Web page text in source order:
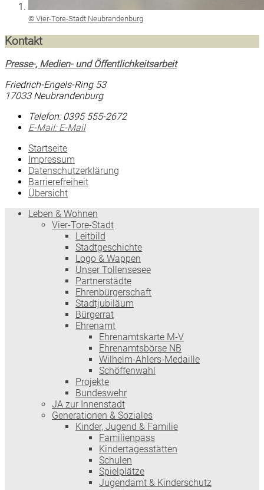
© Vier-Tore-Stadt Neubrandenburg
Kontakt
Presse-, Medien- und Öffentlichkeitsarbeit
Friedrich-Engels-Ring 53
17033 Neubrandenburg
Telefon:0395 555-2672
E-Mail: E-Mail
Startseite
Impressum
Datenschutzerklärung
Barrierefreiheit
Übersicht
Leben & Wohnen
Vier-Tore-Stadt
Leitbild
Stadtgeschichte
Logo & Wappen
Unser Tollensesee
Partnerstädte
Ehrenbürgerschaft
Stadtjubiläum
Bürgerrat
Ehrenamt
Ehrenamtskarte M-V
Ehrenamtsbörse NB
Wilhelm-Ahlers-Medaille
Schöffenwahl
Projekte
Bundeswehr
JA zur Innenstadt
Generationen & Soziales
Kinder, Jugend & Familie
Familienpass
Kindertages­stätten
Schulen
Spielplätze
Jugendamt & Kinderschutz